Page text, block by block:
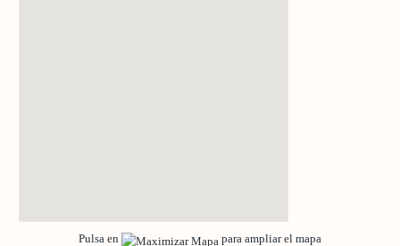
Pulsa en para ampliar el mapa